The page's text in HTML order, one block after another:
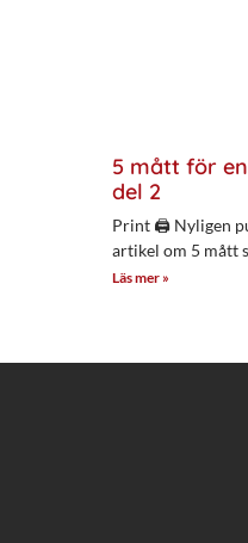
5 mått för
del 2
Print 🖨 Nyligen
artikel om 5 mått
Läs mer »